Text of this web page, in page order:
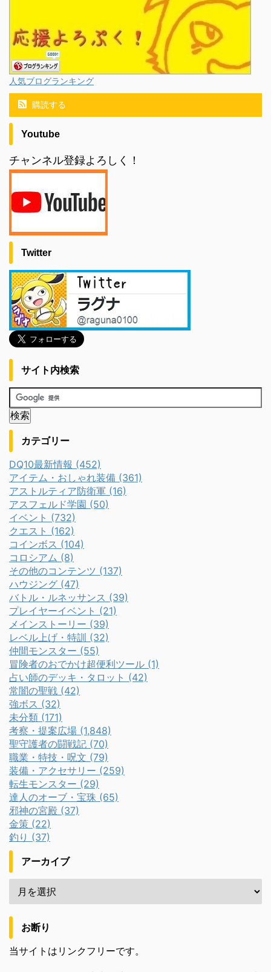
人気ブログランキング
購読する
Youtube
チャンネル登録よろしく！
Twitter
サイト内検索
カテゴリー
DQ10最新情報 (452)
アイテム・おしゃれ装備 (361)
アストルティア防衛軍 (16)
アスフェルド学園 (50)
イベント (732)
クエスト (162)
コインボス (104)
コロシアム (8)
その他のコンテンツ (137)
ハウジング (47)
バトル・ルネッサンス (39)
プレイヤーイベント (21)
メインストーリー (39)
レベル上げ・特訓 (32)
仲間モンスター (55)
冒険者のおでかけ超便利ツール (1)
占い師のデッキ・タロット (42)
常闇の聖戦 (42)
強ボス (32)
未分類 (171)
考察・提案広場 (1,848)
聖守護者の闘戦記 (70)
職業・特技・呪文 (79)
装備・アクセサリー (259)
転生モンスター (29)
達人のオーブ・宝珠 (65)
邪神の宮殿 (37)
金策 (22)
釣り (37)
アーカイブ
お断り
当サイトはリンクフリーです。